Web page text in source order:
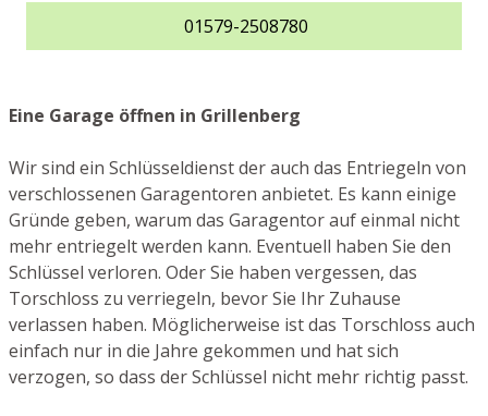
01579-2508780
Eine Garage öffnen in Grillenberg
Wir sind ein Schlüsseldienst der auch das Entriegeln von
verschlossenen Garagentoren anbietet. Es kann einige
Gründe geben, warum das Garagentor auf einmal nicht
mehr entriegelt werden kann. Eventuell haben Sie den
Schlüssel verloren. Oder Sie haben vergessen, das
Torschloss zu verriegeln, bevor Sie Ihr Zuhause
verlassen haben. Möglicherweise ist das Torschloss auch
einfach nur in die Jahre gekommen und hat sich
verzogen, so dass der Schlüssel nicht mehr richtig passt.